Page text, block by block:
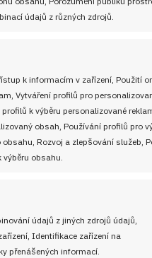
údajů z různých zdrojů.
k informacím v zařízení, Použití
Vytváření profilů pro
k výběru personalizované
obsah, Používání profilů pro
Rozvoj a zlepšování služeb,
obsahu.
údajů z jiných zdrojů údajů,
Identifikace zařízení na
přenášených informací.z jedné pánve